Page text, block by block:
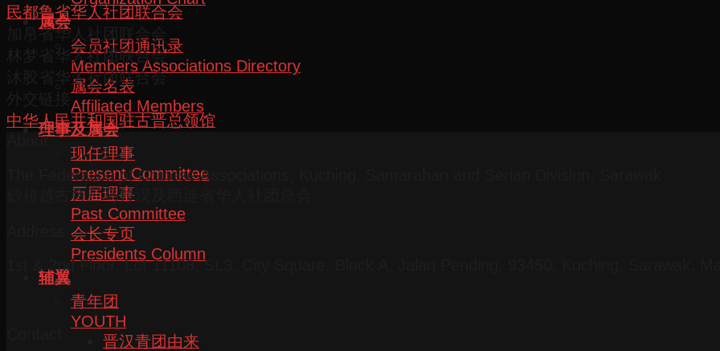
属会
会员社团通讯录
Members Associations Directory
属会名表
Affiliated Members
理事及属会
现任理事
Present Committee
历届理事
Past Committee
会长专页
Presidents Column
辅翼
青年团
YOUTH
晋汉青团由来
民都鲁省华人社团联合会
加帛省华人社团联合会
林梦省华人社团联合会
沐胶省华人社团联合会
中华人民共和国驻古晋总领馆
About
The Federation of Chinese Associations, Kuching, Samarahan and Serian Division, Sarawak
砂拉越古晋三马拉汉及西连省华人社团总会
1st & 2nd Floor, Lot 11108, SL3, City Square, Block A, Jalan Pending, 93450, Kuching, Sarawak,